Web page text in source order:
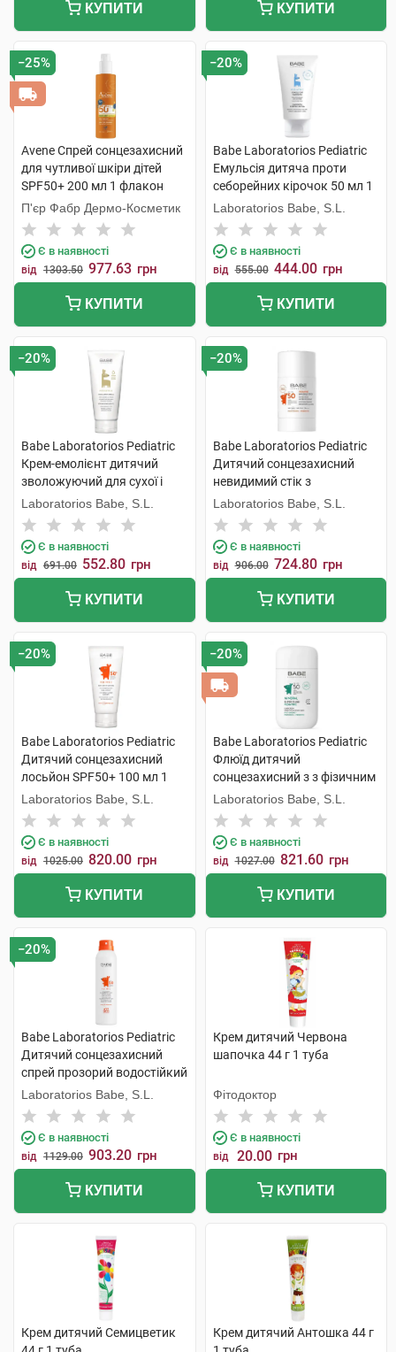
КУПИТИ КУПИТИ
−25%
Avene Спрей сонцезахисний
для чутливої шкіри дітей
SPF50+ 200 мл 1 флакон
П'єр Фабр Дермо-Косметик
Є в наявності
від 1303.50 977.63 грн
КУПИТИ
−20%
Babe Laboratorios Pediatric
Емульсія дитяча проти
себорейних кірочок 50 мл 1
туба
Laboratorios Babe, S.L.
Є в наявності
від 555.00 444.00 грн
КУПИТИ
−20%
Babe Laboratorios Pediatric
Крем-емолієнт дитячий
зволожуючий для сухої і
атопічної шкіри 200 мл 1
туба
Laboratorios Babe, S.L.
Є в наявності
від 691.00 552.80 грн
КУПИТИ
−20%
Babe Laboratorios Pediatric
Дитячий сонцезахисний
невидимий стік з
пантенолом і пребіотиком
SPF50 30 г 1 стік
Laboratorios Babe, S.L.
Є в наявності
від 906.00 724.80 грн
КУПИТИ
−20%
Babe Laboratorios Pediatric
Дитячий сонцезахисний
лосьйон SPF50+ 100 мл 1
флакон
Laboratorios Babe, S.L.
Є в наявності
від 1025.00 820.00 грн
КУПИТИ
−20%
Babe Laboratorios Pediatric
Флюїд дитячий
сонцезахисний з з фізичним
фільтром з пантенолом та
пребіотиком з SPF50 50 мл 1
флакон
Laboratorios Babe, S.L.
Є в наявності
від 1027.00 821.60 грн
КУПИТИ
−20%
Babe Laboratorios Pediatric
Дитячий сонцезахисний
спрей прозорий водостійкий
з матувальним ефектом
SPF50+ 200 мл 1 флакон
Laboratorios Babe, S.L.
Є в наявності
від 1129.00 903.20 грн
КУПИТИ
Крем дитячий Червона
шапочка 44 г 1 туба
Фітодоктор
Є в наявності
від 20.00 грн
КУПИТИ
Крем дитячий Семицветик
Крем дитячий Антошка 44 г